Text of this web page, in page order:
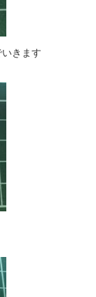
きます